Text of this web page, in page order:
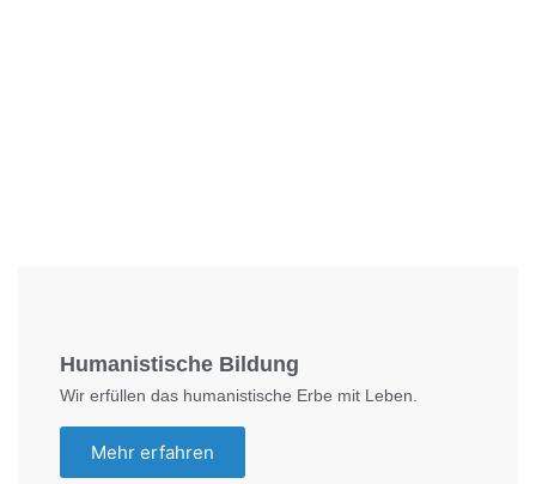
Humanistische Bildung
Wir erfüllen das humanistische Erbe mit Leben.
Mehr erfahren